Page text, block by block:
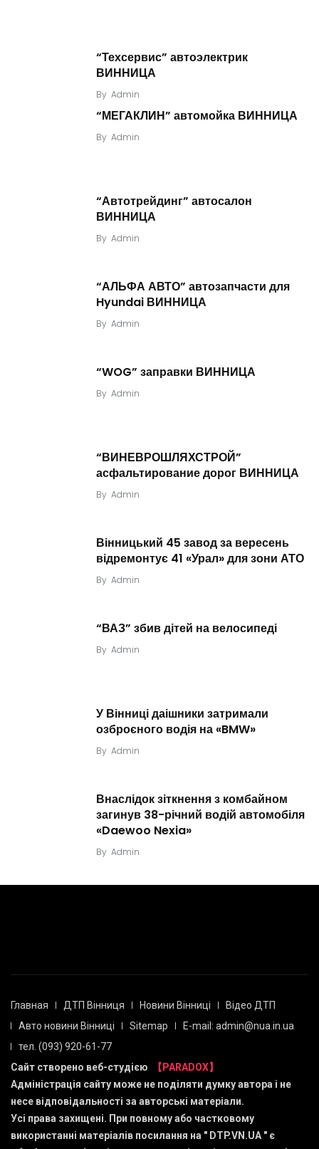
“Техсервис” автоэлектрик
ВИННИЦА
By Admin
“МЕГАКЛИН” автомойка ВИННИЦА
By Admin
“Автотрейдинг” автосалон
ВИННИЦА
By Admin
“АЛЬФА АВТО” автозапчасти для
Hyundai ВИННИЦА
By Admin
“WOG” заправки ВИННИЦА
By Admin
“ВИНЕВРОШЛЯХСТРОЙ”
асфальтирование дорог ВИННИЦА
By Admin
Вінницький 45 завод за вересень
відремонтує 41 «Урал» для зони АТО
By Admin
“ВАЗ” збив дітей на велосипеді
By Admin
У Вінниці даішники затримали
озброєного водія на «BMW»
By Admin
Внаслідок зіткнення з комбайном
загинув 38-річний водій автомобіля
«Daewoo Nexia»
By Admin
Главная ДТП Вінниця Новини Вінниці
Відео ДТП
Авто новини Вінниці
Sitemap
E-mail: admin@nua.in.ua
тел. (093) 920-61-77
Сайт створено веб-студією
【PARADOX】
Адміністрація сайту може не поділяти думку автора і не
несе відповідальності за авторські матеріали.
Усі права захищені. При повному або частковому
використанні матеріалів посилання на " DTP.VN.UA " є